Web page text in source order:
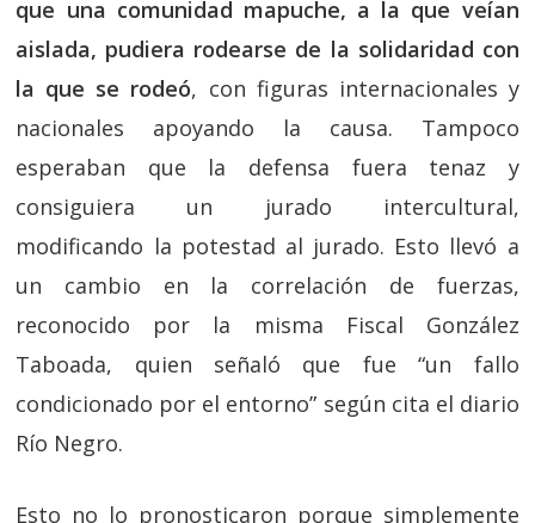
que una comunidad mapuche, a la que veían
aislada, pudiera rodearse de la solidaridad con
la que se rodeó, con figuras internacionales y
nacionales apoyando la causa. Tampoco
esperaban que la defensa fuera tenaz y
consiguiera un jurado intercultural,
modificando la potestad al jurado. Esto llevó a
un cambio en la correlación de fuerzas,
reconocido por la misma Fiscal González
Taboada, quien señaló que fue “un fallo
condicionado por el entorno” según cita el diario
Río Negro.
Esto no lo pronosticaron porque simplemente